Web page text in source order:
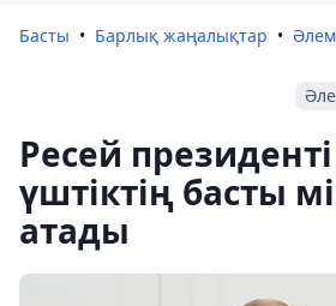
Басты Барлық жаңалықтар
Ресей
үштіктің басты
атады